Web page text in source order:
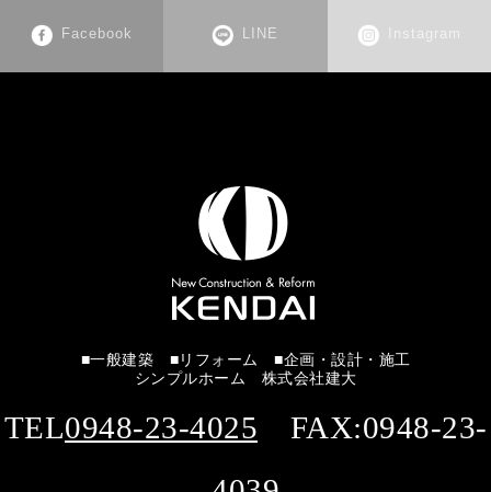
Facebook LINE Instagram
■一般建築 ■リフォーム ■企画・設計・施工
シンプルホーム 株式会社建大
TEL0948-23-4025 FAX:0948-23-